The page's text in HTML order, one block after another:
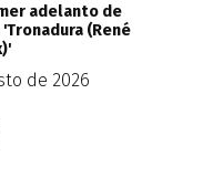
adelanto de
(René
de 2026